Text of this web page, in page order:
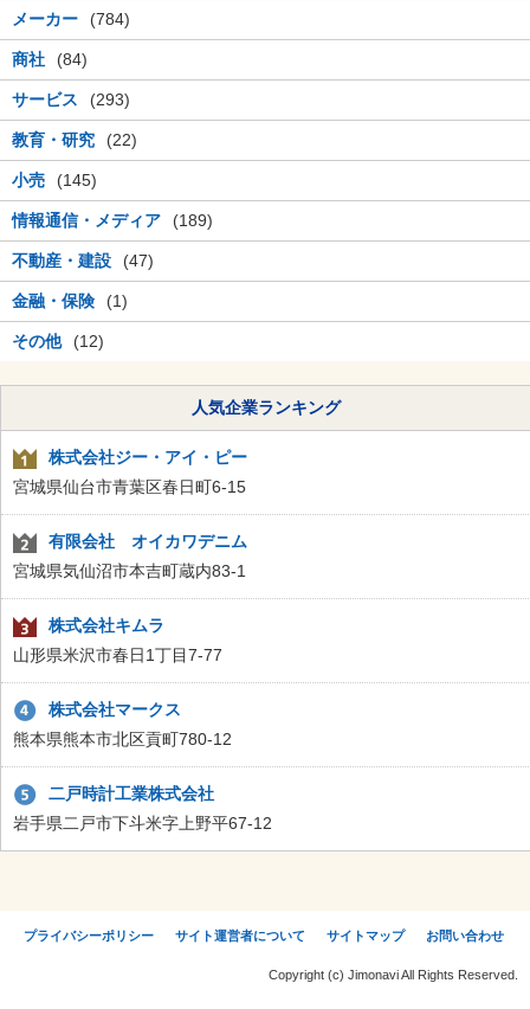
メーカー (784)
商社 (84)
サービス (293)
教育・研究 (22)
小売 (145)
情報通信・メディア (189)
不動産・建設 (47)
金融・保険 (1)
その他 (12)
人気企業ランキング
株式会社ジー・アイ・ピー
宮城県仙台市青葉区春日町6-15
有限会社 オイカワデニム
宮城県気仙沼市本吉町蔵内83-1
株式会社キムラ
山形県米沢市春日1丁目7-77
株式会社マークス
熊本県熊本市北区貢町780-12
二戸時計工業株式会社
岩手県二戸市下斗米字上野平67-12
プライバシーポリシー サイト運営者について サイトマップ お問い合わせ
Copyright (c) Jimonavi All Rights Reserved.